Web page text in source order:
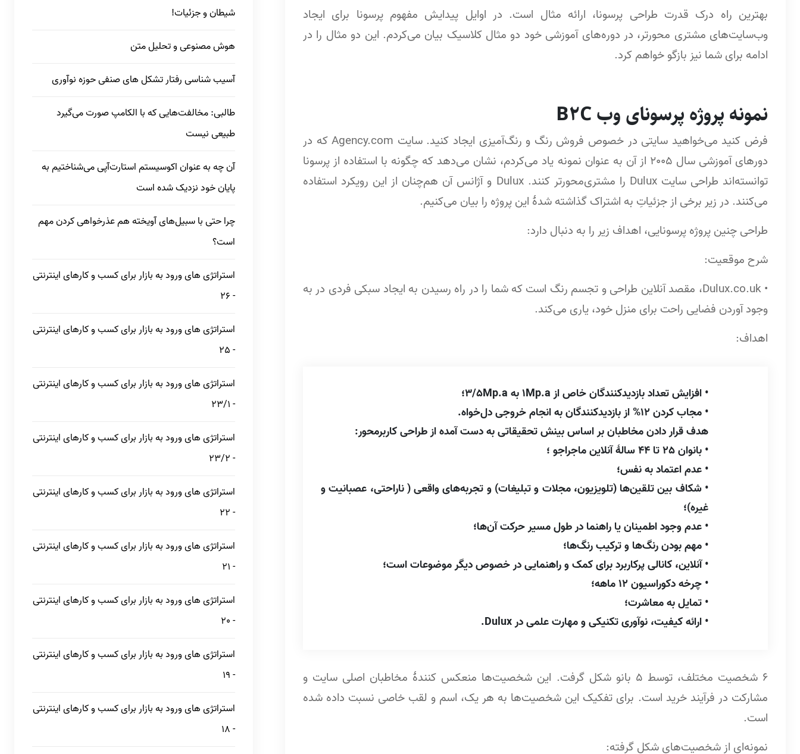
بهترین راه درک قدرت طراحی پرسونا، ارائه مثال است. در اوایل پیدایش مفهوم پرسونا برای ایجاد
وب‌سایت‌های مشتری محورتر، در دوره‌های آموزشی خود دو مثال کلاسیک بیان می‌کردم. این دو مثال را در
ادامه برای شما نیز بازگو خواهم کرد.
نمونه پروژه پرسونای وب B2C
فرض کنید می‌خواهید سایتی در خصوص فروش رنگ و رنگ‌آمیزی ایجاد کنید. سایت Agency.com که در
دورهای آموزشی سال 2005 از آن به عنوان نمونه یاد می‌کردم، نشان می‌دهد که چگونه با استفاده از پرسونا
توانسته‌اند طراحی سایت Dulux را مشتری‌محورتر کنند. Dulux و آژانس آن هم‌چنان از این رویکرد استفاده
می‌کنند. در زیر برخی از جزئیاتِ به اشتراک گذاشته شدۀ این پروژه را بیان می‌کنیم.
طراحی چنین پروژه پرسونایی، اهداف زیر را به دنبال دارد:
شرح موقعیت:
• Dulux.co.uk، مقصد آنلاین طراحی و تجسم رنگ‌ است که شما را در راه رسیدن به ایجاد سبکی فردی در به
وجود آوردن فضایی راحت برای منزل خود، یاری می‌کند.
اهداف:
• افزایش تعداد بازدیدکنندگان خاص از 1Mp.a به 3/5Mp.a؛
• مجاب کردن 12% از بازدیدکنندگان به انجام خروجی دل‌خواه.
هدف قرار دادن مخاطبان بر اساس بینش تحقیقاتی به دست آمده از طراحی کاربرمحور:
• بانوان 25 تا 44 سالۀ آنلاین ماجراجو ؛
• عدم اعتماد به نفس؛
• شکاف بین تلقین‌ها (تلویزیون، مجلات و تبلیغات) و تجربه‌های واقعی ( ناراحتی، عصبانیت و
غیره)؛
• عدم وجود اطمینان یا راهنما در طول مسیر حرکت آن‌ها؛
• مهم بودن رنگ‌ها و ترکیب رنگ‌ها؛
• آنلاین، کانالی پرکاربرد برای کمک و راهنمایی در خصوص دیگر موضوعات است؛
• چرخه دکوراسیون 12 ماهه؛
• تمایل به معاشرت؛
• ارائه کیفیت، نوآوری تکنیکی و مهارت علمی در Dulux.
6 شخصیت مختلف، توسط 5 بانو شکل گرفت. این شخصیت‌ها منعکس کنندۀ مخاطبان اصلی سایت و
مشارکت در فرآیند خرید است. برای تفکیک این شخصیت‌ها به هر یک، اسم و لقب خاصی نسبت داده شده
است.
نمونه‌ای از شخصیت‌های شکل گرفته:
شیطان و جزئیات!
هوش مصنوعی و تحلیل متن
آسیب شناسی رفتار تشکل های صنفی حوزه نوآوری
طالبی: مخالفت‌هایی که با الکامپ صورت می‌گیرد
طبیعی نیست
آن چه به عنوان اکوسیستم استارت‌آپی می‌شناختیم به
پایان خود نزدیک شده است
چرا حتی با سبیل‌های آویخته هم عذرخواهی کردن مهم
است؟
استراتژی های ورود به بازار برای کسب و کارهای اینترنتی
- 26
استراتژی های ورود به بازار برای کسب و کارهای اینترنتی
- 25
استراتژی های ورود به بازار برای کسب و کارهای اینترنتی
- 23/1
استراتژی های ورود به بازار برای کسب و کارهای اینترنتی
- 23/2
استراتژی های ورود به بازار برای کسب و کارهای اینترنتی
- 22
استراتژی های ورود به بازار برای کسب و کارهای اینترنتی
- 21
استراتژی های ورود به بازار برای کسب و کارهای اینترنتی
- 20
استراتژی های ورود به بازار برای کسب و کارهای اینترنتی
- 19
استراتژی های ورود به بازار برای کسب و کارهای اینترنتی
- 18